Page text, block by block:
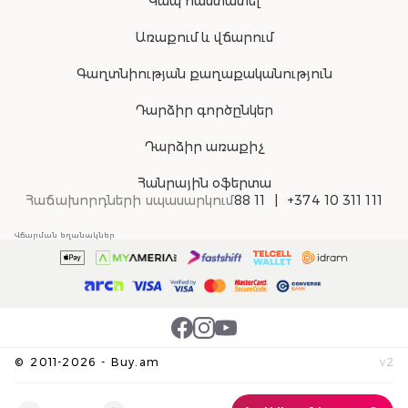
Առաքում և վճարում
Գաղտնիության քաղաքականություն
Դարձիր գործընկեր
Դարձիր առաքիչ
Հանրային օֆերտա
Հաճախորդների սպասարկում88 11 +374 10 311 111
© 2011-2026 - Buy.am v2
Վճարման եղանակներ